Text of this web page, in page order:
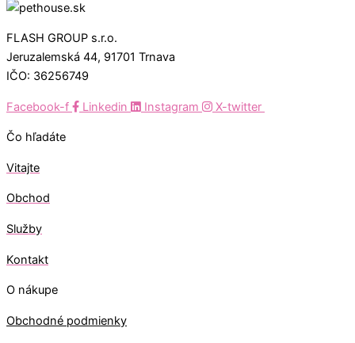
FLASH GROUP s.r.o.
Jeruzalemská 44, 91701 Trnava
IČO: 36256749
Facebook-f Linkedin Instagram X-twitter
Čo hľadáte
Vitajte
Obchod
Služby
Kontakt
O nákupe
Obchodné podmienky